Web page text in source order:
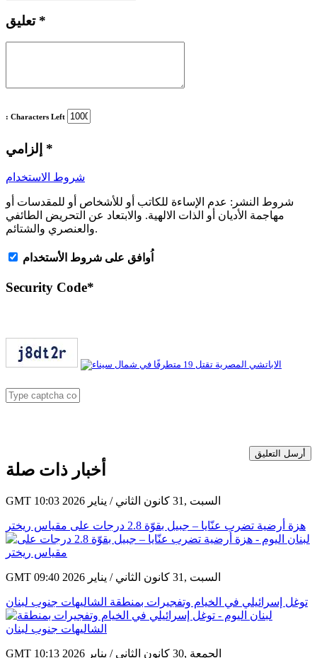
تعليق *
: Characters Left
*
شروط الاستخدام
شروط النشر: عدم الإساءة للكاتب أو للأشخاص أو للمقدسات أو
مهاجمة الأديان أو الذات الالهية. والابتعاد عن التحريض الطائفي
والعنصري والشتائم.
اُوافق على شروط الأستخدام
Security Code*
أرسل التعليق
أخبار ذات صلة
GMT 10:03 2026 السبت ,31 كانون الثاني / يناير
هزة أرضية تضرب عنّايا – جبيل بقوّة 2.8 درجات على مقياس ريختر
GMT 09:40 2026 السبت ,31 كانون الثاني / يناير
توغل إسرائيلي في الخيام وتفجيرات بمنطقة الشاليهات جنوب لبنان
GMT 10:13 2026 الجمعة ,30 كانون الثاني / يناير